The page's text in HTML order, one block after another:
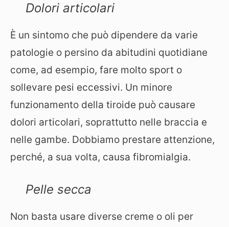
Dolori articolari
È un sintomo che può dipendere da varie
patologie o persino da abitudini quotidiane
come, ad esempio, fare molto sport o
sollevare pesi eccessivi. Un minore
funzionamento della tiroide può causare
dolori articolari, soprattutto nelle braccia e
nelle gambe. Dobbiamo prestare attenzione,
perché, a sua volta, causa fibromialgia.
Pelle secca
Non basta usare diverse creme o oli per